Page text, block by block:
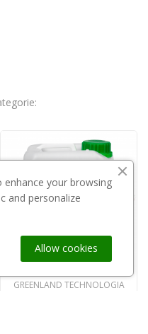
GREENLAND TECHNOLOGIA
your browsing
and personalize
Allow cookies